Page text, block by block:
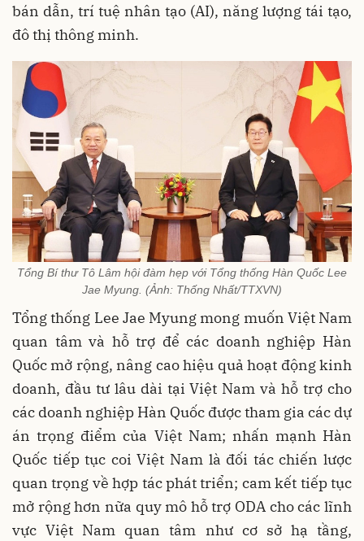
bán dẫn, trí tuệ nhân tạo (AI), năng lượng tái tạo,
đô thị thông minh.
Tổng Bí thư Tô Lâm hội đàm hẹp với Tổng thống Hàn Quốc Lee
Jae Myung. (Ảnh: Thống Nhất/TTXVN)
Tổng thống Lee Jae Myung mong muốn Việt Nam
quan tâm và hỗ trợ để các doanh nghiệp Hàn
Quốc mở rộng, nâng cao hiệu quả hoạt động kinh
doanh, đầu tư lâu dài tại Việt Nam và hỗ trợ cho
các doanh nghiệp Hàn Quốc được tham gia các dự
án trọng điểm của Việt Nam; nhấn mạnh Hàn
Quốc tiếp tục coi Việt Nam là đối tác chiến lược
quan trọng về hợp tác phát triển; cam kết tiếp tục
mở rộng hơn nữa quy mô hỗ trợ ODA cho các lĩnh
vực Việt Nam quan tâm như cơ sở hạ tầng,